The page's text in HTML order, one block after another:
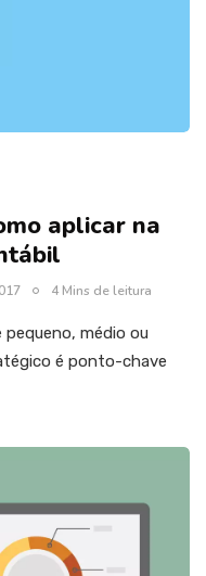
aplicar na
4 Mins de leitura
pequeno, médio ou
é ponto-chave